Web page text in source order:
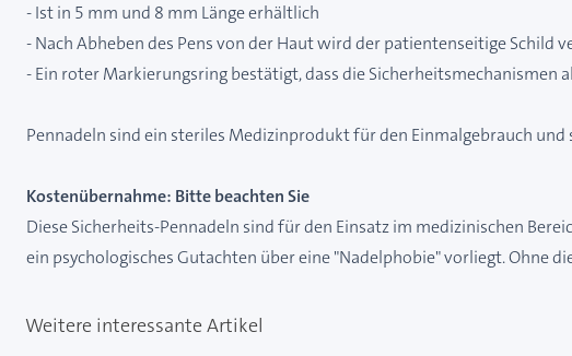
- Ist in 5 mm und 8 mm Länge erhältlich
- Nach Abheben des Pens von der Haut wird der patientenseitige Schild
- Ein roter Markierungsring bestätigt, dass die Sicherheitsmechanismen
Pennadeln sind ein steriles Medizinprodukt für den Einmalgebrauch
Kostenübernahme: Bitte beachten Sie
Diese Sicherheits-Pennadeln sind für den Einsatz im medizinischen
ein psychologisches Gutachten über eine "Nadelphobie" vorliegt. Ohne
Weitere interessante Artikel